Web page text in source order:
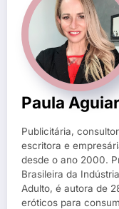
Paula Aguiar
Publicitária,
escritora e
desde o ano 2000.
Brasileira da
Adulto, é autora de
eróticos para